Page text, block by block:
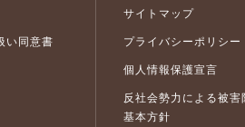
い同意書
サイトマップ
プライバシーポリシー
個人情報保護宣言
反社会勢力による被害
基本方針